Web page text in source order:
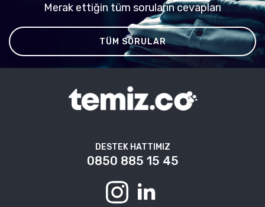
Merak ettiğin tüm soruların cevapları
TÜM SORULAR
DESTEK HATTIMIZ
0850 885 15 45